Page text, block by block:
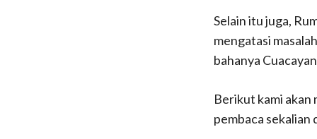
Selain itu juga,
mengatasi
bahanya
Berikut kami akan
pembaca sekalian